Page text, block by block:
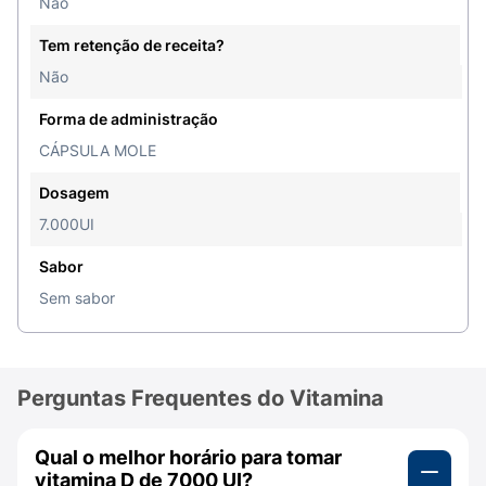
respeitando os horários, as doses e a duração do
tratamento.
Posso usar Vitamina D3 junto com outros
Notifique seu médico sobre
tratamento com Vitamina D3. Alguns
medicamentos podem interagir com a Vitamina
Antiácidos com magnésio (risco de
Diuréticos tiazídicos e suplementos de cálcio
Fosfenitoína, fenobarbital e
(reduzem
Tem retenção de receita?
Não
Forma de administração
CÁPSULA MOLE
Dosagem
7.000UI
Sabor
Sem sabor
Perguntas Frequentes do Vitamina
Qual o melhor horário para tomar
vitamina D de 7000 UI?